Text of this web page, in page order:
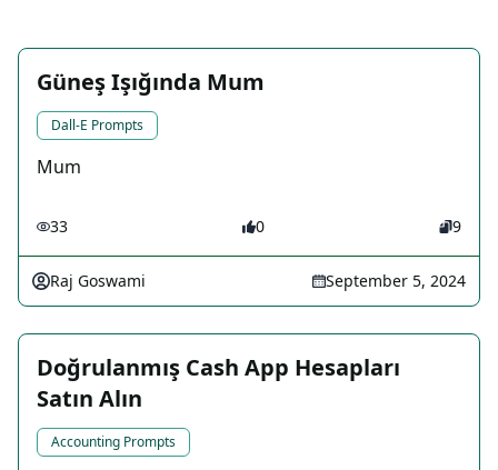
Güneş Işığında Mum
Dall-E Prompts
Mum
33 0 9
Raj Goswami September 5, 2024
Doğrulanmış Cash App Hesapları
Satın Alın
Accounting Prompts